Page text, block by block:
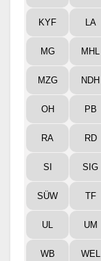
KYF LA
MG MHL
MZG NDH
OH PB
RA RD
SI SIG
SÜW TF
UL UM
WB WEL